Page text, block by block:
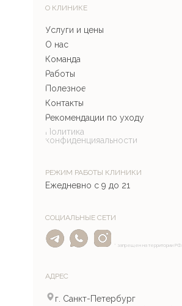
АДРЕС
СОЦИАЛЬНЫЕ СЕТИ
РЕЖИМ РАБОТЫ КЛИНИКИ
Ежедневно с 9 до 21
Услуги и цены
О нас
Команда
Работы
Полезное
Рекомендации по уходу
Контакты
Политика
конфиденцияальности
О КЛИНИКЕ
г. Санкт-Петербург
* запрещен на территории РФ.